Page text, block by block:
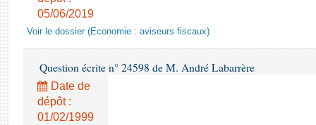
05/06/2019
Voir le dossier (Economie : aviseurs fiscaux)
Question écrite n° 24598 de M. André Labarrère
Date de
dépôt :
01/02/1999